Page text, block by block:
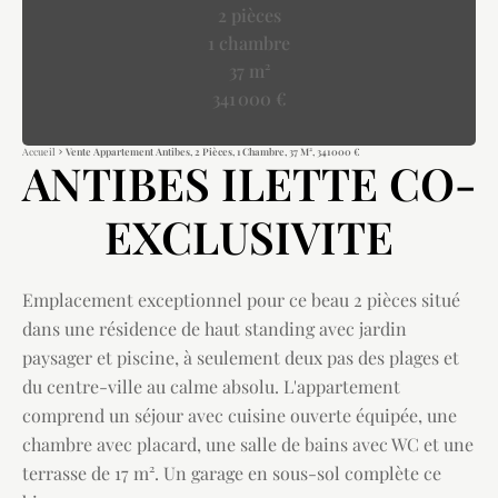
2 pièces
1 chambre
37 m²
341 000 €
Accueil Vente Appartement Antibes, 2 Pièces, 1 Chambre, 37 M², 341 000 €
ANTIBES ILETTE CO-
EXCLUSIVITE
Emplacement exceptionnel pour ce beau 2 pièces situé
dans une résidence de haut standing avec jardin
paysager et piscine, à seulement deux pas des plages et
du centre-ville au calme absolu. L'appartement
comprend un séjour avec cuisine ouverte équipée, une
chambre avec placard, une salle de bains avec WC et une
terrasse de 17 m². Un garage en sous-sol complète ce